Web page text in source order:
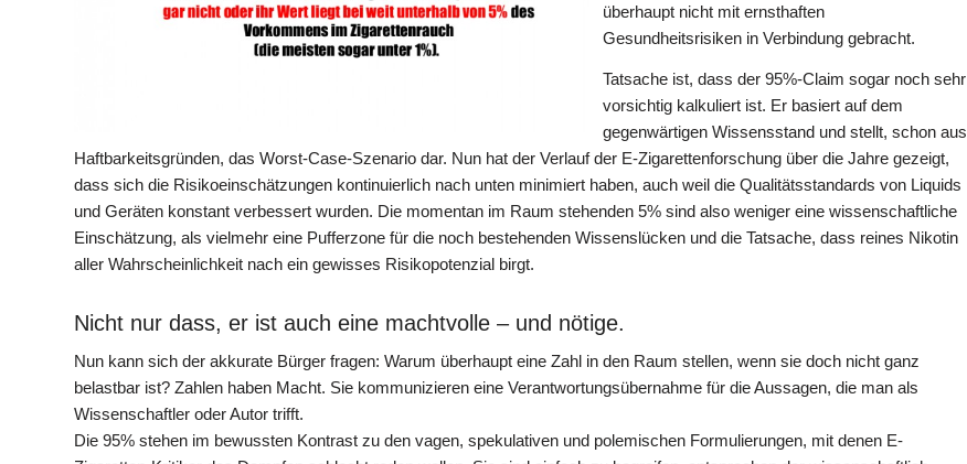
überhaupt nicht mit ernsthaften
Gesundheitsrisiken in Verbindung gebracht.
Tatsache ist, dass der 95%-Claim sogar noch sehr
vorsichtig kalkuliert ist. Er basiert auf dem
gegenwärtigen Wissensstand und stellt, schon aus
Haftbarkeitsgründen, das Worst-Case-Szenario dar. Nun hat der Verlauf der E-Zigarettenforschung über die Jahre gezeigt,
dass sich die Risikoeinschätzungen kontinuierlich nach unten minimiert haben, auch weil die Qualitätsstandards von Liquids
und Geräten konstant verbessert wurden. Die momentan im Raum stehenden 5% sind also weniger eine wissenschaftliche
Einschätzung, als vielmehr eine Pufferzone für die noch bestehenden Wissenslücken und die Tatsache, dass reines Nikotin
aller Wahrscheinlichkeit nach ein gewisses Risikopotenzial birgt.
Nicht nur dass, er ist auch eine machtvolle – und nötige.
Nun kann sich der akkurate Bürger fragen: Warum überhaupt eine Zahl in den Raum stellen, wenn sie doch nicht ganz
belastbar ist? Zahlen haben Macht. Sie kommunizieren eine Verantwortungsübernahme für die Aussagen, die man als
Wissenschaftler oder Autor trifft.
Die 95% stehen im bewussten Kontrast zu den vagen, spekulativen und polemischen Formulierungen, mit denen E-